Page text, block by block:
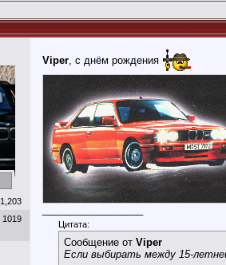
1,203
1019
Viper, с днём рождения
Цитата:
Сообщение от Viper
Если выбирать между 15-